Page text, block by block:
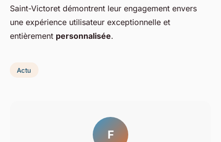
Saint-Victoret démontrent leur engagement envers
une expérience utilisateur exceptionnelle et
entièrement personnalisée.
Actu
F